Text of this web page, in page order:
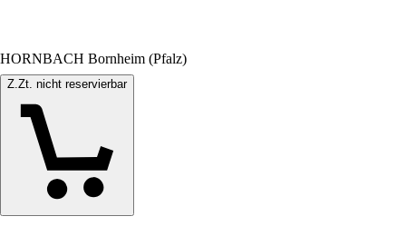
HORNBACH Bornheim (Pfalz)
Z.Zt. nicht reservierbar